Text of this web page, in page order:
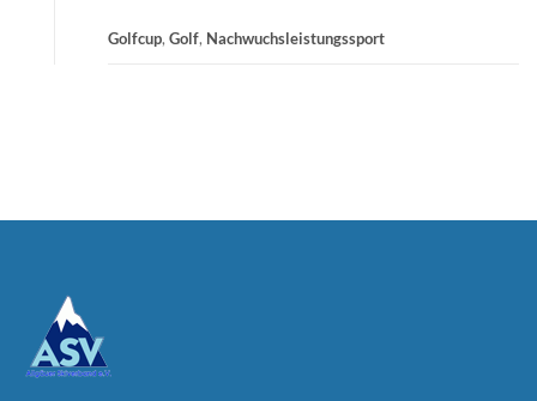
Golfcup, Golf, Nachwuchsleistungssport